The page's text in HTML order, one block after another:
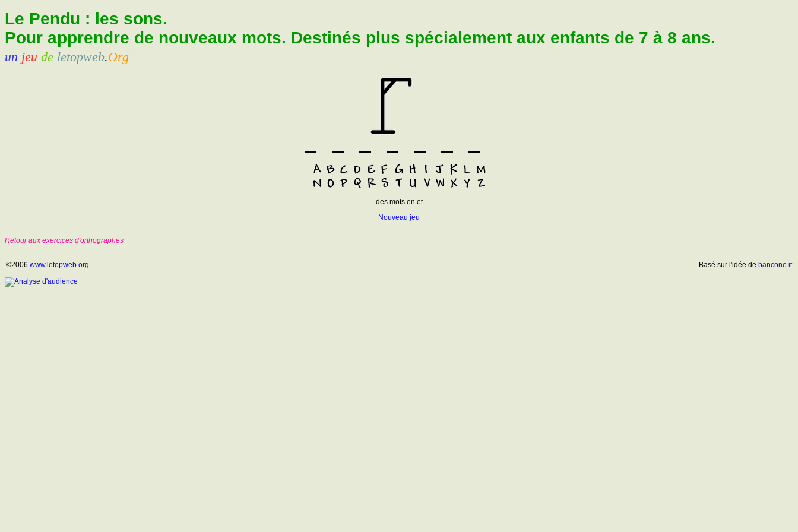
Le Pendu : les sons.
Pour apprendre de nouveaux mots. Destinés plus spécialement aux enfants de 7 à 8 ans.
un jeu de letopweb.Org
des mots en et
Nouveau jeu
Retour aux exercices d'orthographes
©2006 www.letopweb.org Basé sur l'idée de bancone.it